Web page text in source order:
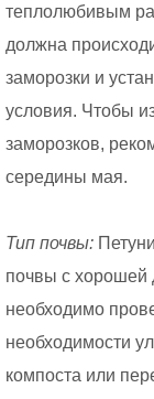
теплолюбивым
должна
заморозки и
условия. Чтобы
заморозков,
середины мая.
Тип почвы:
почвы с хорошей
необходимо
необходимости
компоста или